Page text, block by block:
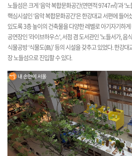
노들섬은 크게 ‘음악 복합문화공간(연면적 9747㎡)’과 ‘
핵심시설인 ‘음악 복합문화공간’은 한강대교 서편에 들
있도록 3층 높이의 건축물을 다양한 레벨로 아기자기하
공연장인 ’라이브하우스‘, 서점 겸 도서관인 ’노들서가, 음
식물공방 ‘식물도(島)’ 등의 시설을 갖추고 있었다. 한강
장 노들섬으로 진입할 수 있다.